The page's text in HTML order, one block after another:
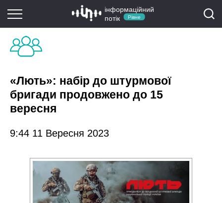
інформаційний
потік
Рівне
«Лють»: набір до штурмової
бригади продовжено до 15
вересня
9:44 11 Вересня 2023